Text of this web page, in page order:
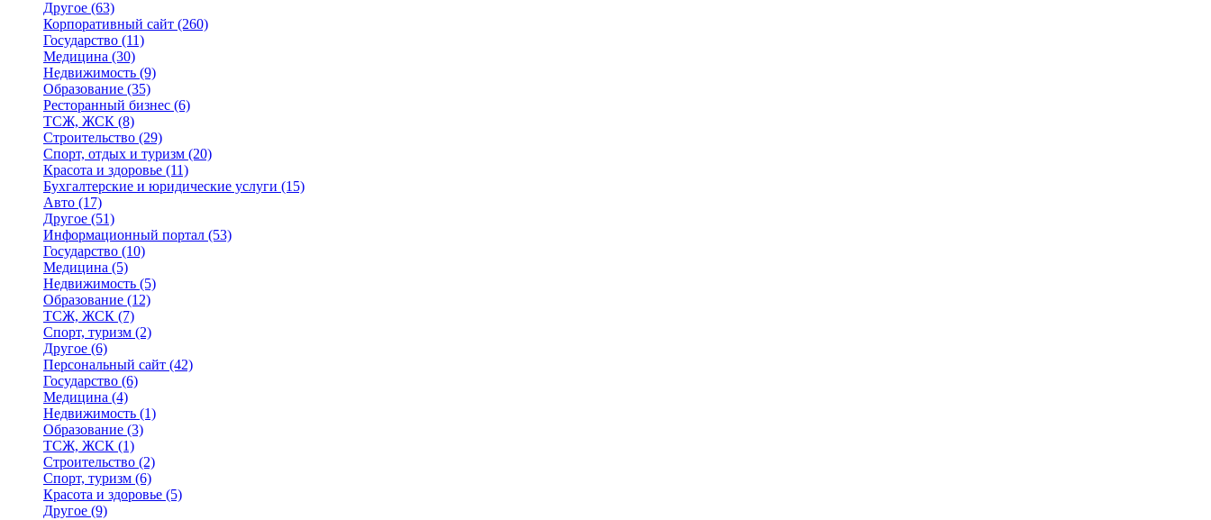
Другое (63)
Корпоративный сайт (260)
Государство (11)
Медицина (30)
Недвижимость (9)
Образование (35)
Ресторанный бизнес (6)
ТСЖ, ЖСК (8)
Строительство (29)
Спорт, отдых и туризм (20)
Красота и здоровье (11)
Бухгалтерские и юридические услуги (15)
Авто (17)
Другое (51)
Информационный портал (53)
Государство (10)
Медицина (5)
Недвижимость (5)
Образование (12)
ТСЖ, ЖСК (7)
Спорт, туризм (2)
Другое (6)
Персональный сайт (42)
Государство (6)
Медицина (4)
Недвижимость (1)
Образование (3)
ТСЖ, ЖСК (1)
Строительство (2)
Спорт, туризм (6)
Красота и здоровье (5)
Другое (9)